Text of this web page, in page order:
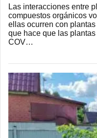
Las interacciones entre
compuestos orgánicos
ellas ocurren con
que hace que las
COV…